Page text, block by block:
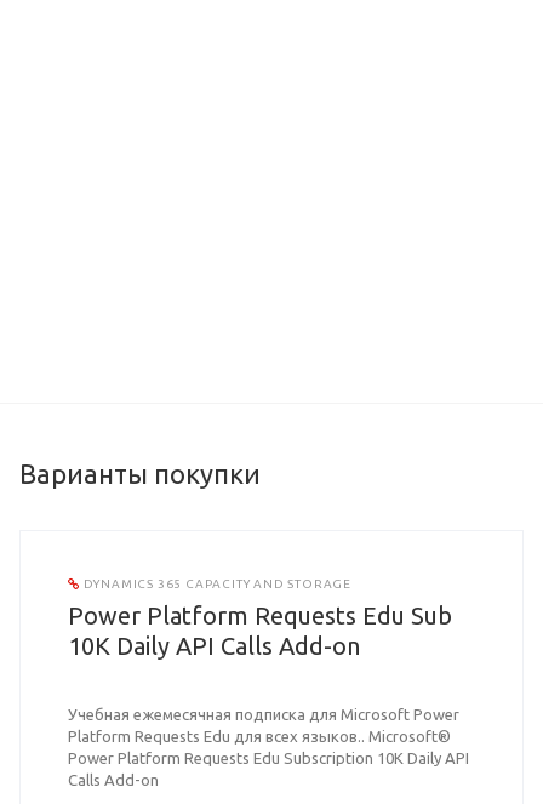
Варианты покупки
DYNAMICS 365 CAPACITY AND STORAGE
Power Platform Requests Edu Sub
10K Daily API Calls Add-on
Учебная ежемесячная подписка для Microsoft Power
Platform Requests Edu для всех языков.. Microsoft®
Power Platform Requests Edu Subscription 10K Daily API
Calls Add-on